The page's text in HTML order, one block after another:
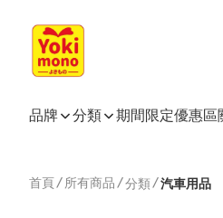
品牌 分類 期間限定優惠區
首頁/ 所有商品 /分類/汽車用品